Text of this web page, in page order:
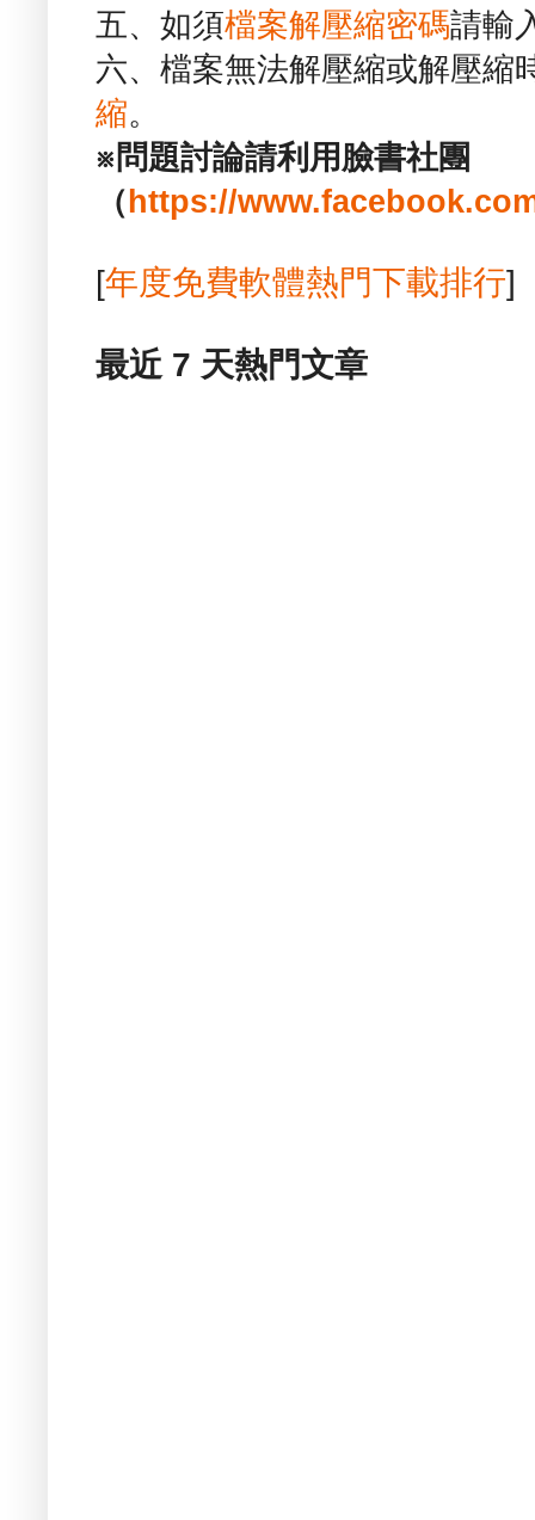
五、如須檔案解壓縮密碼請輸
六、檔案無法解壓縮或解壓縮
縮。
※問題討論請利用臉書社團
（ https://
[年度免費軟體熱門下載排行]
最近 7 天熱門文章